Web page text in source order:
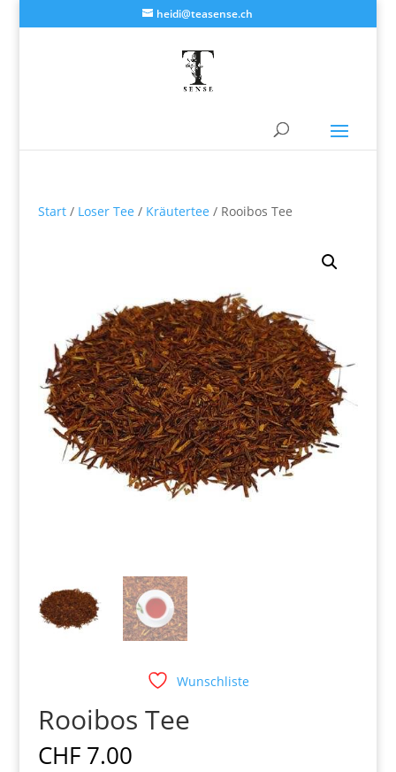
heidi@teasense.ch
Start/ Loser Tee / Kräutertee / Rooibos Tee
Wunschliste
Rooibos Tee
CHF7.00